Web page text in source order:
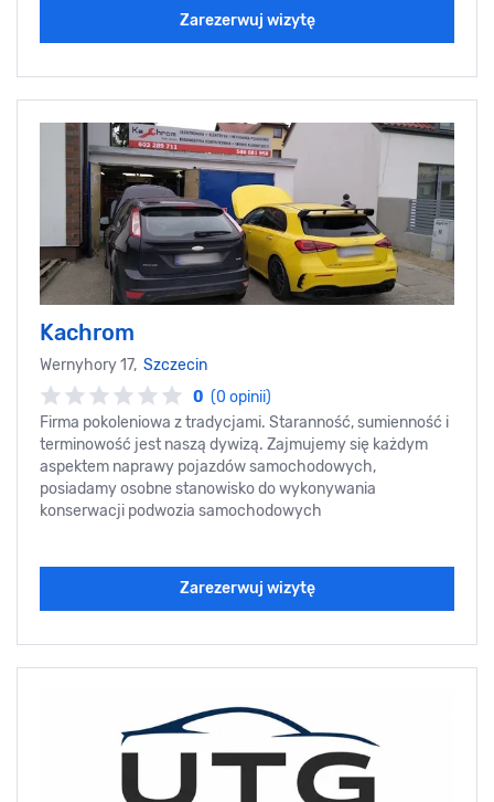
Zarezerwuj wizytę
Kachrom
Wernyhory 17, Szczecin
0 (0 opinii)
Firma pokoleniowa z tradycjami. Staranność, sumienność i
terminowość jest naszą dywizą. Zajmujemy się każdym
aspektem naprawy pojazdów samochodowych,
posiadamy osobne stanowisko do wykonywania
konserwacji podwozia samochodowych
Zarezerwuj wizytę